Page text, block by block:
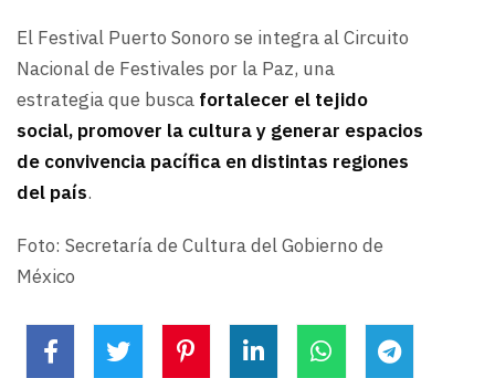
El Festival Puerto Sonoro se integra al Circuito
Nacional de Festivales por la Paz, una
estrategia que busca fortalecer el tejido
social, promover la cultura y generar espacios
de convivencia pacífica en distintas regiones
del país.
Foto: Secretaría de Cultura del Gobierno de
México